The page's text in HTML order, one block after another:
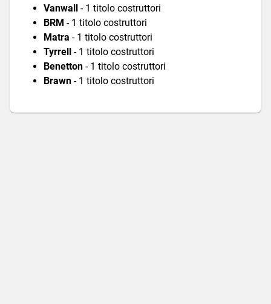
Vanwall - 1 titolo costruttori
BRM - 1 titolo costruttori
Matra - 1 titolo costruttori
Tyrrell - 1 titolo costruttori
Benetton - 1 titolo costruttori
Brawn - 1 titolo costruttori